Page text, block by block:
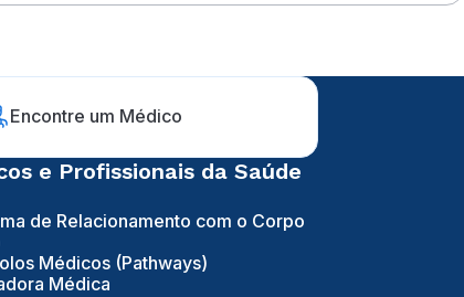
Encontre um Médico
e Profissionais da Saúde
de Relacionamento com o Corpo
Médicos (Pathways)
Médica